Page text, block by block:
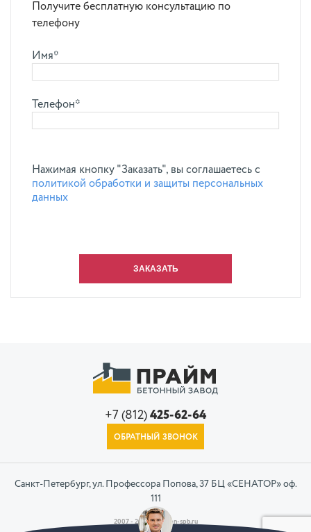
Получите бесплатную консультацию по
телефону
Имя*
Телефон*
Нажимая кнопку "Заказать", вы соглашаетесь с
политикой обработки и защиты персональных
данных
+7 (812) 425-62-64
ОБРАТНЫЙ ЗВОНОК
Санкт-Петербург, ул. Профессора Попова, 37 БЦ «СЕНАТОР» оф.
111
2007 - 2026 © beton-spb.ru